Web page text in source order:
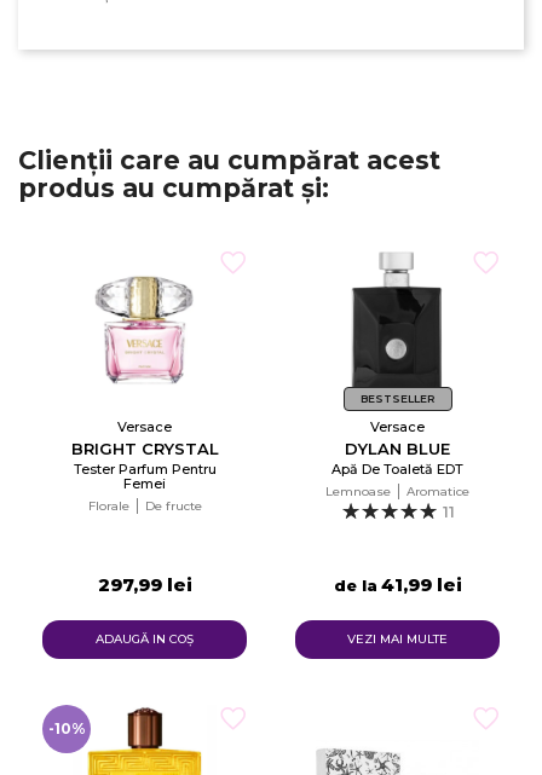
Clienții care au cumpărat acest
produs au cumpărat și:
Versace
BRIGHT CRYSTAL
Tester Parfum Pentru
Femei
Florale De fructe
297,99 lei
ADAUGĂ IN COŞ
BESTSELLER
Versace
DYLAN BLUE
Apă De Toaletă EDT
Lemnoase Aromatice
11
de la 41,99 lei
VEZI MAI MULTE
-10%